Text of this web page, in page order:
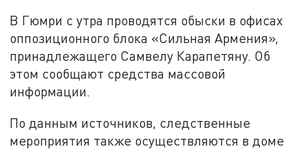
В Гюмри с утра проводятся обыски в офисах
оппозиционного блока «Сильная Армения»,
принадлежащего Самвелу Карапетяну. Об
этом сообщают средства массовой
информации.
По данным источников, следственные
мероприятия также осуществляются в доме